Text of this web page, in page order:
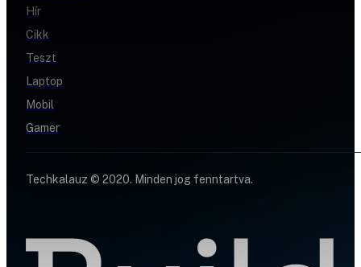
Hír
Cikk
Teszt
Laptop
Mobil
Gamer
Techkalauz © 2020. Minden jog fenntartva.